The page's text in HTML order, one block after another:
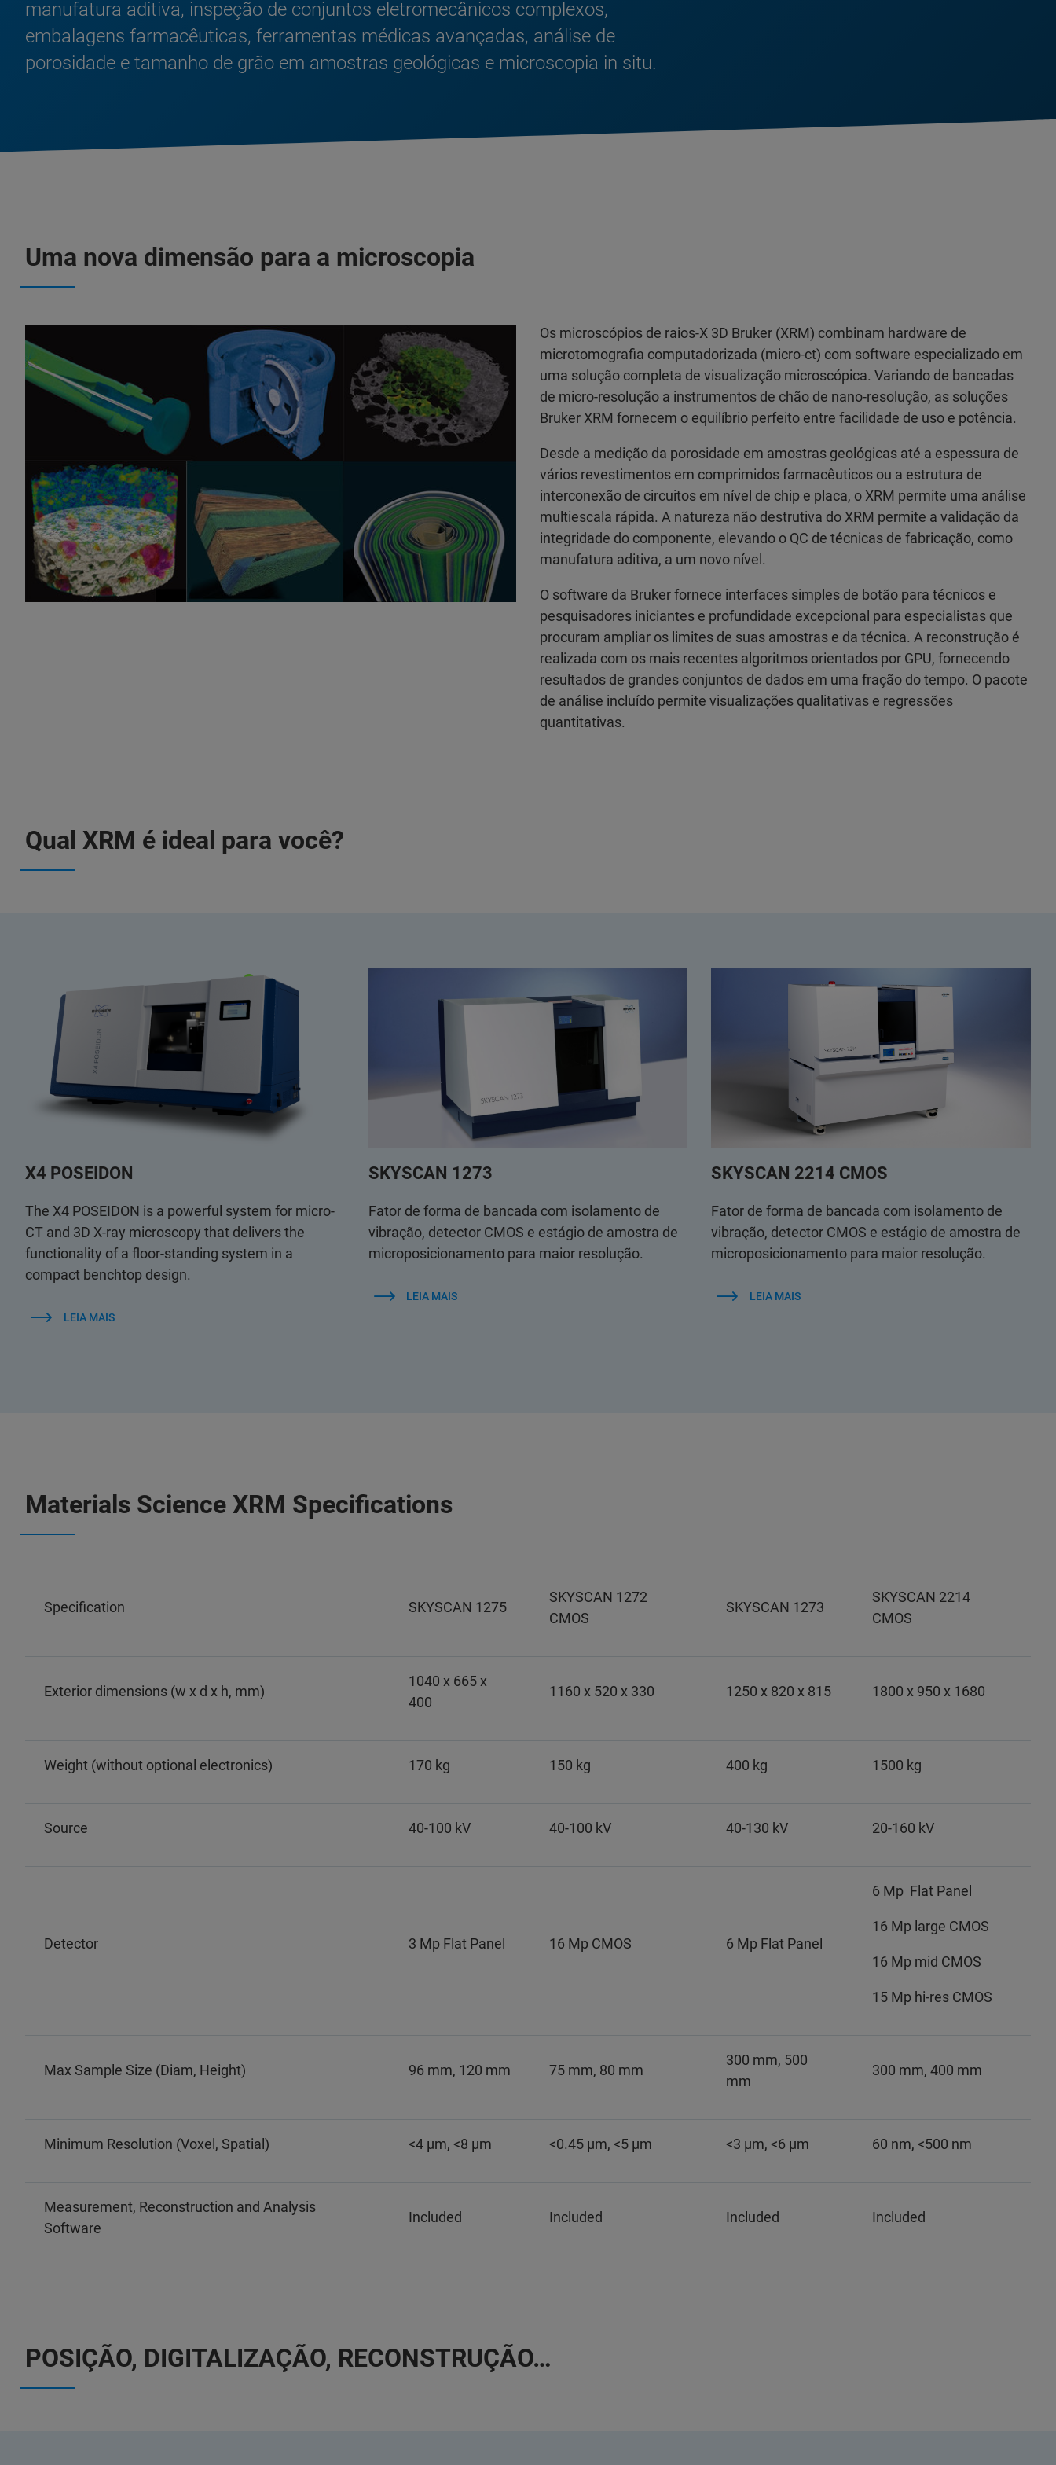
manufatura aditiva, inspeção de conjuntos eletromecânicos complexos,
embalagens farmacêuticas, ferramentas médicas avançadas, análise de
porosidade e tamanho de grão em amostras geológicas e microscopia in situ.
Uma nova dimensão para a microscopia
Os microscópios de raios-X 3D Bruker (XRM) combinam hardware de
microtomografia computadorizada (micro-ct) com software especializado em
uma solução completa de visualização microscópica. Variando de bancadas
de micro-resolução a instrumentos de chão de nano-resolução, as soluções
Bruker XRM fornecem o equilíbrio perfeito entre facilidade de uso e potência.
Desde a medição da porosidade em amostras geológicas até a espessura de
vários revestimentos em comprimidos farmacêuticos ou a estrutura de
interconexão de circuitos em nível de chip e placa, o XRM permite uma análise
multiescala rápida. A natureza não destrutiva do XRM permite a validação da
integridade do componente, elevando o QC de técnicas de fabricação, como
manufatura aditiva, a um novo nível.
O software da Bruker fornece interfaces simples de botão para técnicos e
pesquisadores iniciantes e profundidade excepcional para especialistas que
procuram ampliar os limites de suas amostras e da técnica. A reconstrução é
realizada com os mais recentes algoritmos orientados por GPU, fornecendo
resultados de grandes conjuntos de dados em uma fração do tempo. O pacote
de análise incluído permite visualizações qualitativas e regressões
quantitativas.
Qual XRM é ideal para você?
X4 POSEIDON
The X4 POSEIDON is a powerful system for micro-
CT and 3D X-ray microscopy that delivers the
functionality of a floor-standing system in a
compact benchtop design.
LEIA MAIS
SKYSCAN 1273
Fator de forma de bancada com isolamento de
vibração, detector CMOS e estágio de amostra de
microposicionamento para maior resolução.
LEIA MAIS
SKYSCAN 2214 CMOS
Fator de forma de bancada com isolamento de
vibração, detector CMOS e estágio de amostra de
microposicionamento para maior resolução.
LEIA MAIS
Materials Science XRM Specifications
Specification SKYSCAN 1275
SKYSCAN 1272
CMOS
SKYSCAN 1273
SKYSCAN 2214
CMOS
Exterior dimensions (w x d x h, mm)
1040 x 665 x
400
1160 x 520 x 330 1250 x 820 x 815 1800 x 950 x 1680
Weight (without optional electronics) 170 kg 150 kg 400 kg 1500 kg
Source 40-100 kV 40-100 kV 40-130 kV 20-160 kV
Detector 3 Mp Flat Panel 16 Mp CMOS 6 Mp Flat Panel
6 Mp Flat Panel
16 Mp large CMOS
16 Mp mid CMOS
15 Mp hi-res CMOS
Max Sample Size (Diam, Height) 96 mm, 120 mm 75 mm, 80 mm
300 mm, 500
mm
300 mm, 400 mm
Minimum Resolution (Voxel, Spatial) <4 µm, <8 µm <0.45 µm, <5 µm <3 µm, <6 µm 60 nm, <500 nm
Measurement, Reconstruction and Analysis
Software
Included Included Included Included
POSIÇÃO, DIGITALIZAÇÃO, RECONSTRUÇÃO…